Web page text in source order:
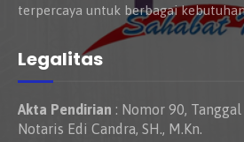
terpercaya untuk berbagai
Legalitas
Akta Pendirian : Nomor 90,
Notaris Edi Candra, SH., M.Kn.